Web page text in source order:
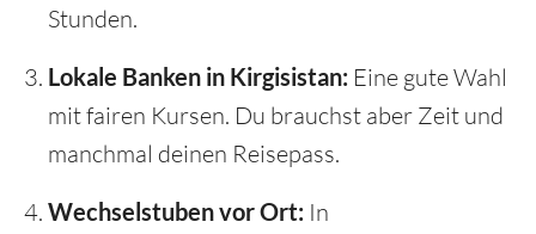
Stunden.
Lokale Banken in Kirgisistan: Eine gute Wahl
mit fairen Kursen. Du brauchst aber Zeit und
manchmal deinen Reisepass.
Wechselstuben vor Ort: In